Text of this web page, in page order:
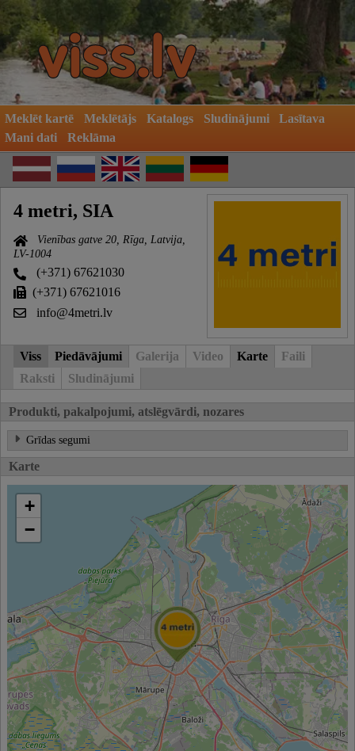
Meklēt kartē Meklētājs Katalogs Sludinājumi
Lasītava
Mani dati
Reklāma
4 metri, SIA
Vienības gatve 20, Rīga, Latvija,
LV-1004
(+371) 67621030
(+371) 67621016
info@4metri.lv
Viss Piedāvājumi Galerija Video Karte
Faili
Raksti
Sludinājumi
Produkti, pakalpojumi, atslēgvārdi, nozares
Grīdas segumi
Karte
+
−